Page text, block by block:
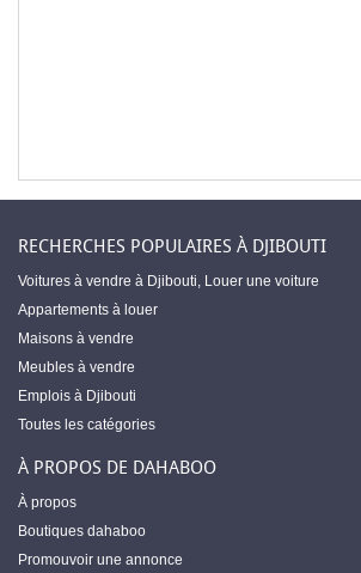
RECHERCHES POPULAIRES À DJIBOUTI
Voitures à vendre à Djibouti, Louer une voiture
Appartements à louer
Maisons à vendre
Meubles à vendre
Emplois à Djibouti
Toutes les catégories
À PROPOS DE DAHABOO
À propos
Boutiques dahaboo
Promouvoir une annonce